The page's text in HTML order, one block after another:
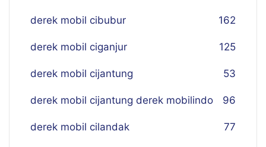
derek mobil cibubur 162
derek mobil ciganjur 125
derek mobil cijantung 53
derek mobil cijantung derek mobilindo 96
derek mobil cilandak 77